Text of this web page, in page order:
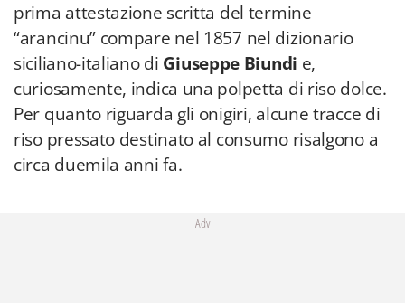
prima attestazione scritta del termine
“arancinu” compare nel 1857 nel dizionario
siciliano-italiano di Giuseppe Biundi e,
curiosamente, indica una polpetta di riso dolce.
Per quanto riguarda gli onigiri, alcune tracce di
riso pressato destinato al consumo risalgono a
circa duemila anni fa.
Adv